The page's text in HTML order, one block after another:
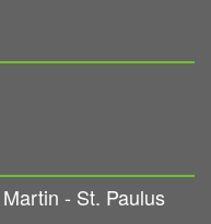
- St. Paulus